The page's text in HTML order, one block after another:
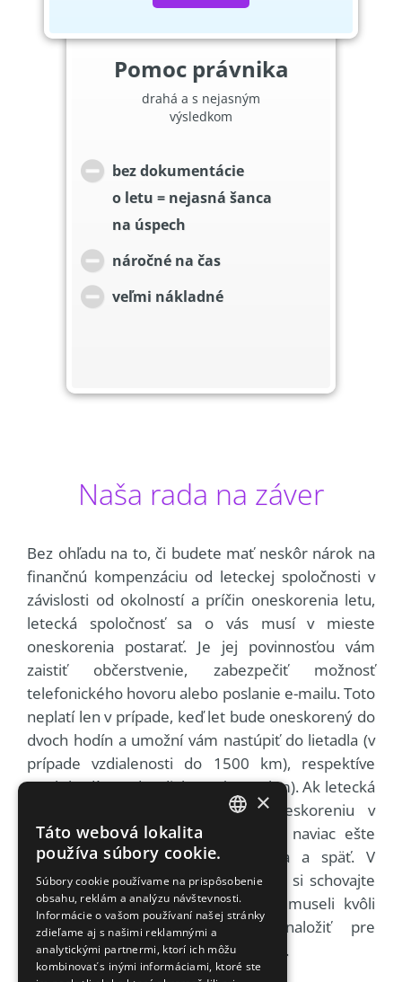
Pomoc právnika
drahá a s nejasným
výsledkom
bez dokumentácie
o letu = nejasná šanca
na úspech
náročné na čas
veľmi nákladné
Naša rada na záver
Bez ohľadu na to, či budete mať neskôr nárok na
finančnú kompenzáciu od leteckej spoločnosti v
závislosti od okolností a príčin oneskorenia letu,
letecká spoločnosť sa o vás musí v mieste
oneskorenia postarať. Je jej povinnosťou vám
zaistiť občerstvenie, zabezpečiť možnosť
telefonického hovoru alebo poslanie e-mailu. Toto
neplatí len v prípade, keď let bude oneskorený do
dvoch hodín a umožní vám nastúpiť do lietadla (v
prípade vzdialenosti do 1500 km), respektíve
troch hodín (nad vzdialenosť 1500 km). Ak letecká
spoločnosť nedokáže zabrániť oneskoreniu v
danom dni, je povinná vám zaistiť naviac ešte
ubytovanie s prevozom do hotela a späť. V
prípade, že by sa tak nestalo, určite si schovajte
všetky účty za výdavky, ktoré ste museli kvôli
neočakávanému oneskoreniu vynaložiť pre
neskoršie nárokovanie po dopravcovi.
SLOVAK
×
Táto webová lokalita
používa súbory cookie.
Súbory cookie používame na prispôsobenie
obsahu, reklám a analýzu návštevnosti.
Informácie o vašom používaní našej stránky
zdieľame aj s našimi reklamnými a
analytickými partnermi, ktorí ich môžu
kombinovať s inými informáciami, ktoré ste